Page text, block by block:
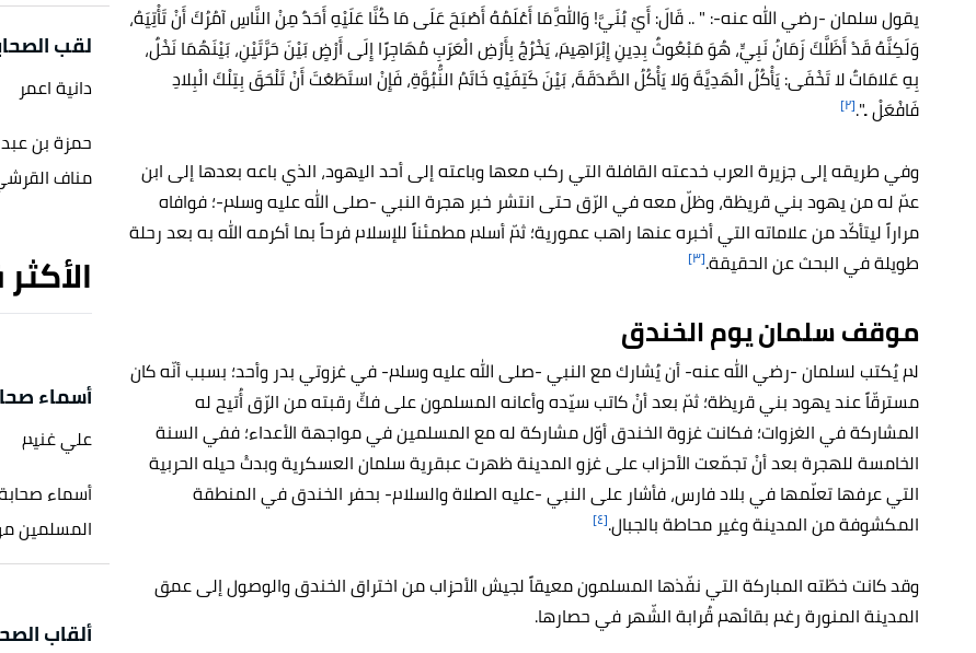
يقول سلمان -رضي الله عنه-: " .. قَالَ: أَيْ بُنَيَّ! وَاللَّهِ مَا أَعْلَمُهُ أَصْبَحَ عَلَى مَا كُنَّا عَلَيْهِ أَحَدٌ مِنْ النَّاسِ آمُرُكَ أَنْ تَأْتِيَهُ،
وَلَكِنَّهُ قَدْ أَظَلَّكَ زَمَانُ نَبِيٍّ، هُوَ مَبْعُوثٌ بِدِينِ إِبْرَاهِيمَ، يَخْرُجُ بِأَرْضِ الْعَرَبِ مُهَاجِرًا إِلَى أَرْضٍ بَيْنَ حَرَّتَيْنِ، بَيْنَهُمَا نَخْلٌ،
بِهِ عَلامَاتٌ لا تَخْفَى: يَأْكُلُ الْهَدِيَّةَ وَلا يَأْكُلُ الصَّدَقَةَ، بَيْنَ كَتِفَيْهِ خَاتَمُ النُّبُوَّةِ، فَإِنْ استَطَعْتَ أَنْ تَلْحَقَ بِتِلْكَ الْبِلادِ
فَافْعَلْ ..".[٢]
وفي طريقه إلى جزيرة العرب خدعته القافلة التي ركب معها وباعته إلى أحد اليهود، الذي باعه بعدها إلى ابن
عمّ له من يهود بني قريظة، وظلّ معه في الرّق حتى انتشر خبر هجرة النبي -صلى الله عليه وسلم-؛ فوافاه
مراراً ليتأكّد من علاماته التي أخبره عنها راهب عمورية؛ ثمّ أسلم مطمئناً للإسلام فرحاً بما أكرمه الله به بعد رحلة
طويلة في البحث عن الحقيقة.[٣]
موقف سلمان يوم الخندق
لم يُكتب لسلمان -رضي الله عنه- أن يُشارك مع النبي -صلى الله عليه وسلم- في غزوتي بدر وأحد؛ بسبب أنّه كان
مسترقّاً عند يهود بني قريظة؛ ثمّ بعد أنْ كاتب سيّده وأعانه المسلمون على فكِّ رقبته من الرّق أُتيح له
المشاركة في الغزوات؛ فكانت غزوة الخندق أوّل مشاركة له مع المسلمين في مواجهة الأعداء؛ ففي السنة
الخامسة للهجرة بعد أنْ تجمّعت الأحزاب على غزو المدينة ظهرت عبقرية سلمان العسكرية وبدتْ حيله الحربية
التي عرفها تعلّمها في بلاد فارس، فأشار على النبي -عليه الصلاة والسلام- بحفر الخندق في المنطقة
المكشوفة من المدينة وغير محاطة بالجبال.[٤]
وقد كانت خطّته المباركة التي نفّذها المسلمون معيقاً لجيش الأحزاب من اختراق الخندق والوصول إلى عمق
المدينة المنورة رغم بقائهم قُرابة الشّهر في حصارها.
لقب
دانية اعمر
حمزة بن
مناف
أسماء
علي غنيم
أسماء
المسلمين
ألقاب